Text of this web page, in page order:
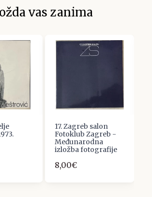
vas zanima
17. Zagreb salon
Fotoklub Zagreb -
Međunarodna
izložba fotografije
8,00€